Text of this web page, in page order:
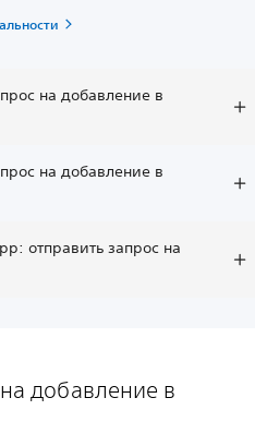
на добавление в
на добавление в
отправить запрос на
добавление в